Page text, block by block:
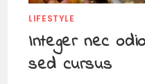
LIFESTYLE
Integer nec
sed cursus